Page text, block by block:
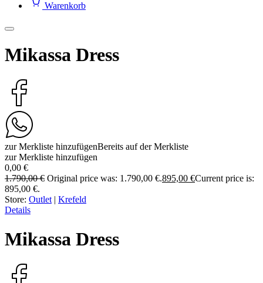
Warenkorb
Mikassa Dress
zur Merkliste hinzufügenBereits auf der Merkliste
zur Merkliste hinzufügen
0,00 €
1.790,00€ Original price was: 1.790,00 €.895,00 €Current price is:
895,00 €.
Store: Outlet | Krefeld
Details
Mikassa Dress